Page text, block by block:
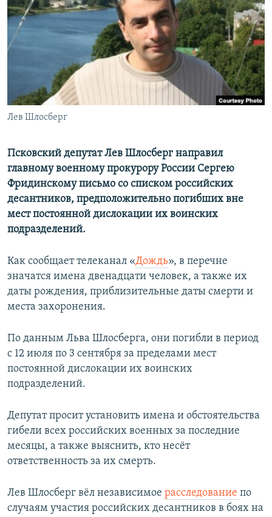
ПОБЕДИТЕЛЕЙ НЕ СУДЯТ?
КРЫМ.НЕПОКОРЕННЫЙ
УКРАИНСКАЯ ПРОБЛЕМА КРЫМА
ПРИСОЕДИНЯЙТЕСЬ!
Все сайты RFE/RL
Лев Шлосберг
Псковский депутат Лев Шлосберг направил
главному военному прокурору России Сергею
Фридинскому письмо со списком российских
десантников, предположительно погибших вне
мест постоянной дислокации их воинских
подразделений.
Как сообщает телеканал «Дождь», в перечне
значатся имена двенадцати человек, а также их
даты рождения, приблизительные даты смерти и
места захоронения.
По данным Льва Шлосберга, они погибли в период
с 12 июля по 3 сентября за пределами мест
постоянной дислокации их воинских
подразделений.
Депутат просит установить имена и обстоятельства
гибели всех российских военных за последние
месяцы, а также выяснить, кто несёт
ответственность за их смерть.
Лев Шлосберг вёл независимое расследование по
случаям участия российских десантников в боях на